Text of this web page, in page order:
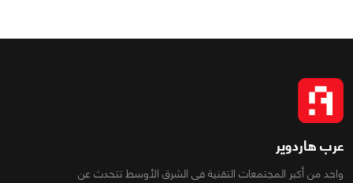
عرب هاردوير
واحد من أكبر المجتمعات التقنية فى الشرق الأوسط تتحدث عن